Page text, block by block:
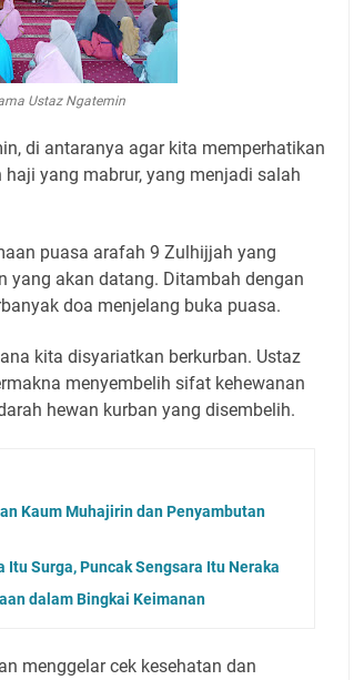
Ustaz Ngatemin
di antaranya agar kita memperhatikan
yang mabrur, yang menjadi salah
puasa arafah 9 Zulhijjah yang
yang akan datang. Ditambah dengan
doa menjelang buka puasa.
kita disyariatkan berkurban. Ustaz
menyembelih sifat kehewanan
hewan kurban yang disembelih.
Kaum Muhajirin dan Penyambutan
Surga, Puncak Sengsara Itu Neraka
dalam Bingkai Keimanan
menggelar cek kesehatan dan